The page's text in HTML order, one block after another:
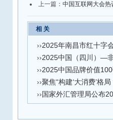
上一篇： 中国互联网大会热议智能
相 关
››2025年南昌市红十字
››2025中国（四川）—
››2025中国品牌价值100
››聚焦“构建‘大消费’格局
››国家外汇管理局公布